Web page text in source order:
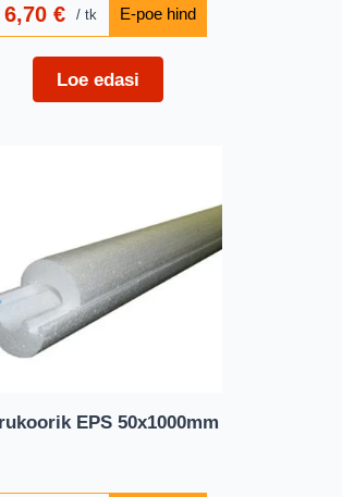
6,70€ tk
Loe edasi
EPS 50x1000mm